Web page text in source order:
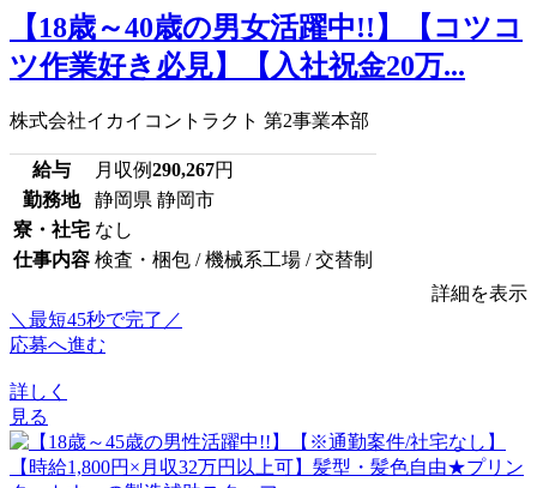
【18歳～40歳の男女活躍中!!】【コツコ
ツ作業好き必見】【入社祝金20万...
株式会社イカイコントラクト 第2事業本部
給与 月収例290,267円
勤務地
静岡県 静岡市
寮・社宅 なし
仕事内容 検査・梱包 / 機械系工場 / 交替制
詳細を表示
＼最短45秒で完了／
応募へ進む
詳しく
見る